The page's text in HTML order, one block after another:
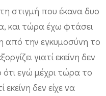
στιγμή που έκανα δυο
και τώρα έχω φτάσει
από την εγκυμοσύνη το
γιατί εκείνη δεν
εγώ μέχρι τώρα το
εκείνη δεν είχε να